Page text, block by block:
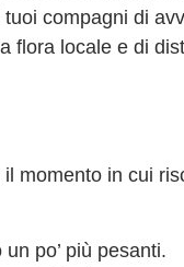
tuoi compagni di
flora locale e di
momento in cui
po’ più pesanti.